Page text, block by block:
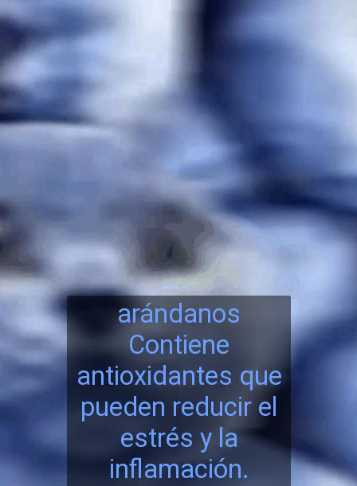
arándanos
Contiene
antioxidantes que
pueden reducir el
estrés y la
inflamación.